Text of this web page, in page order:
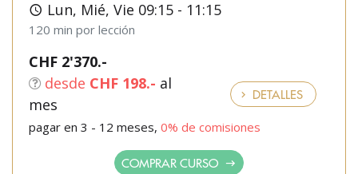
Lun, Mié, Vie 09:15 - 11:15
120 min por lección
CHF 2'370.-
desde CHF 198.- al
mes
pagar en 3 - 12 meses, 0% de comisiones
DETALLES
COMPRAR CURSO